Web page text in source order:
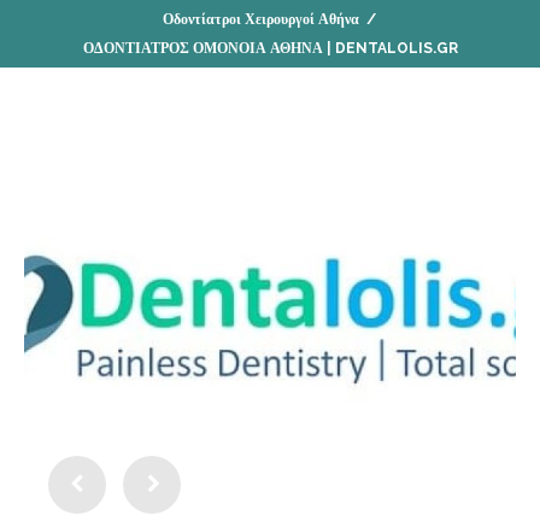
Οδοντίατροι Χειρουργοί Αθήνα /
ΟΔΟΝΤΙΑΤΡΟΣ ΟΜΟΝΟΙΑ ΑΘΗΝΑ | DENTALOLIS.GR